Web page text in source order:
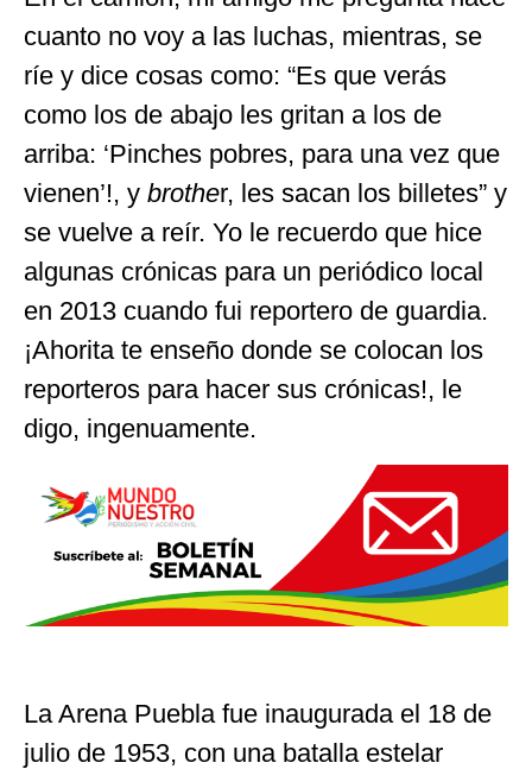
cuanto no voy a las luchas, mientras, se
ríe y dice cosas como: “Es que verás
como los de abajo les gritan a los de
arriba: ‘Pinches pobres, para una vez que
vienen’!, y brother, les sacan los billetes” y
se vuelve a reír. Yo le recuerdo que hice
algunas crónicas para un periódico local
en 2013 cuando fui reportero de guardia.
¡Ahorita te enseño donde se colocan los
reporteros para hacer sus crónicas!, le
digo, ingenuamente.
La Arena Puebla fue inaugurada el 18 de
julio de 1953, con una batalla estelar